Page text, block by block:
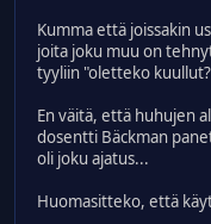
Kumma että joissakin
joita joku muu on
tyyliin "oletteko
En väitä, että huhujen
dosentti Bäckman
oli joku ajatus...
Huomasitteko, että